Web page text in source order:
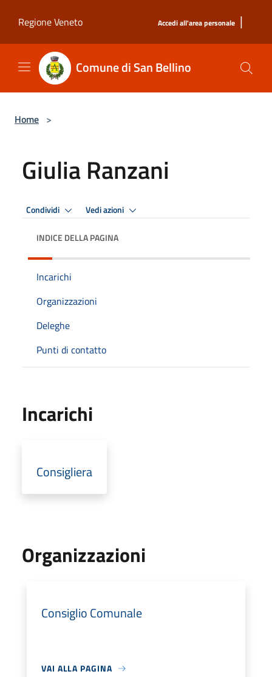
Regione Veneto
Accedi all'area personale |
Comune di San Bellino
Home >
Giulia Ranzani
Condividi Vedi azioni
INDICE DELLA PAGINA
Incarichi
Organizzazioni
Deleghe
Punti di contatto
Incarichi
Consigliera
Organizzazioni
Consiglio Comunale
VAI ALLA PAGINA